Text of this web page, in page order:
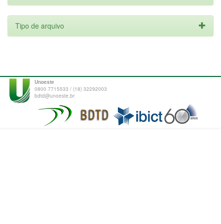
Tipo de arquivo
Unoeste
0800 7715533 / (18) 32292003
bdtd@unoeste.br